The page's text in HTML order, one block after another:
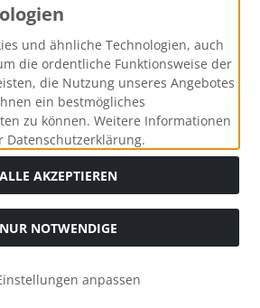
und ähnliche Technologien, auch
die ordentliche Funktionsweise der
die Nutzung unseres Angebotes
ein bestmögliches
zu können. Weitere Informationen
Datenschutzerklärung.
ALLE AKZEPTIEREN
NUR NOTWENDIGE
anpassen